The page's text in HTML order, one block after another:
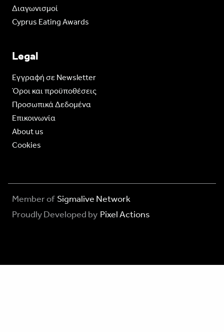
Διαγωνισμοί
Cyprus Eating Awards
Legal
Eγγραφή σε Newsletter
Όροι και προϋποθέσεις
Προσωπικά Δεδομένα
Επικοινωνία
About us
Cookies
Member of Sigmalive Network
Proudly Developed by Pixel Actions